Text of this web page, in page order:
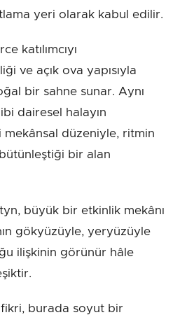
yeri olarak kabul edilir.
katılımcıyı
ve açık ova yapısıyla
bir sahne sunar. Aynı
dairesel halayın
mekânsal düzeniyle, ritmin
bir alan
büyük bir etkinlik mekânı
gökyüzüyle, yeryüzüyle
ilişkinin görünür hâle
burada soyut bir